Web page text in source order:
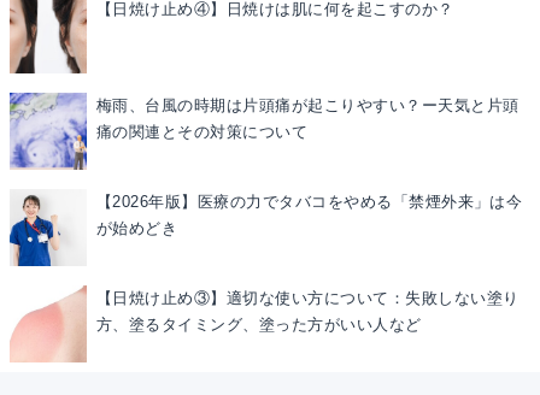
【日焼け止め④】日焼けは肌に何を起こすのか？
梅雨、台風の時期は片頭痛が起こりやすい？ー天気と片頭
痛の関連とその対策について
【2026年版】医療の力でタバコをやめる「禁煙外来」は今
が始めどき
【日焼け止め③】適切な使い方について：失敗しない塗り
方、塗るタイミング、塗った方がいい人など